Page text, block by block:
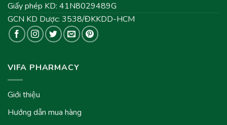
Giấy phép KD: 41N8029489G
GCN KD Dược: 3538/ĐKKDD-HCM
VIFA PHARMACY
Giới thiệu
Hướng dẫn mua hàng